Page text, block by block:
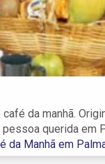
da manhã.
querida em
da Manhã em